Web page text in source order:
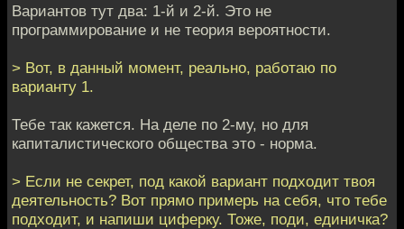
Вариантов тут два: 1-й и 2-й. Это не
программирование и не теория вероятности.
> Вот, в данный момент, реально, работаю по
варианту 1.
Тебе так кажется. На деле по 2-му, но для
капиталистического общества это - норма.
> Если не секрет, под какой вариант подходит твоя
деятельность? Вот прямо примерь на себя, что тебе
подходит, и напиши циферку. Тоже, поди, единичка?